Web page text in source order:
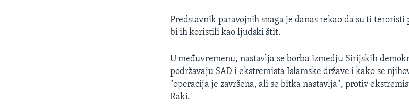
Predstavnik paravojnih snaga je danas rekao da su ti teroristi
bi ih koristili kao ljudski štit.
U međuvremenu, nastavlja se borba izmedju Sirijskih
podržavaju SAD i ekstremista Islamske države i kako se
"operacija je završena, ali se bitka nastavlja", protiv
Raki.